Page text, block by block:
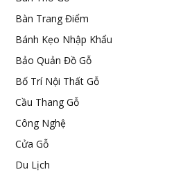
Bàn Trang Điểm
Bánh Kẹo Nhập Khẩu
Bảo Quản Đồ Gỗ
Bố Trí Nội Thất Gỗ
Cầu Thang Gỗ
Công Nghệ
Cửa Gỗ
Du Lịch